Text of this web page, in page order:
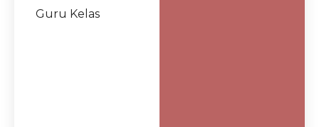
Guru Kelas